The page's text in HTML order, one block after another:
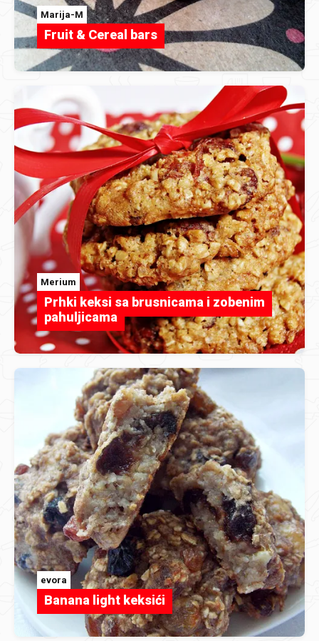
Marija-M
Fruit & Cereal bars
Merium
Prhki keksi sa brusnicama i zobenim
pahuljicama
evora
Banana light keksići